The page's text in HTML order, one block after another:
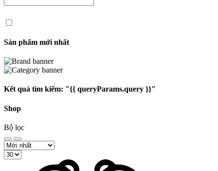
Sản phẩm mới nhất
Kết quả tìm kiếm: "{{ queryParams.query }}"
Shop
Bộ lọc